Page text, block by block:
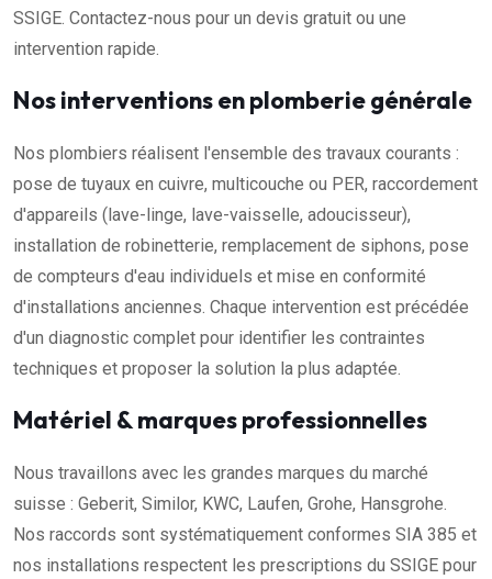
SSIGE. Contactez-nous pour un devis gratuit ou une
intervention rapide.
Nos interventions en plomberie générale
Nos plombiers réalisent l'ensemble des travaux courants :
pose de tuyaux en cuivre, multicouche ou PER, raccordement
d'appareils (lave-linge, lave-vaisselle, adoucisseur),
installation de robinetterie, remplacement de siphons, pose
de compteurs d'eau individuels et mise en conformité
d'installations anciennes. Chaque intervention est précédée
d'un diagnostic complet pour identifier les contraintes
techniques et proposer la solution la plus adaptée.
Matériel & marques professionnelles
Nous travaillons avec les grandes marques du marché
suisse : Geberit, Similor, KWC, Laufen, Grohe, Hansgrohe.
Nos raccords sont systématiquement conformes SIA 385 et
nos installations respectent les prescriptions du SSIGE pour